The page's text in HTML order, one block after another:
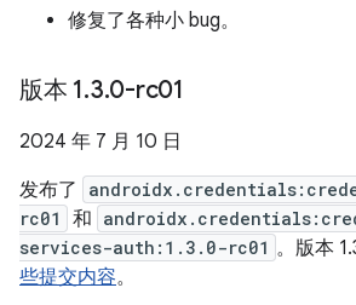
修复了各种小 bug。
版本 1.3.0-rc01
2024 年 7 月 10 日
发布了
rc01
和
services-auth:1.3.0-rc01 。版本
些提交内容。